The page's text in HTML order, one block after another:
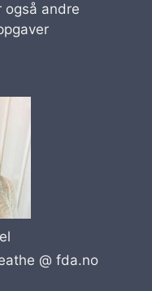
også andre
@ fda.no